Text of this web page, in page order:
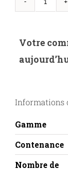
quantité
H-
REMA
Votre
Informations
Gamme
Contenance
Nombre de